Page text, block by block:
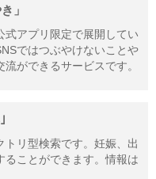
」
式アプリ限定で展開してい
ではつぶやけないことや
ができるサービスです。
リ型検索です。妊娠、出
ることができます。情報は